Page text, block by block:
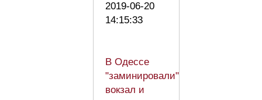
2019-06-20
14:15:33
В Одессе
"заминировали"
вокзал и